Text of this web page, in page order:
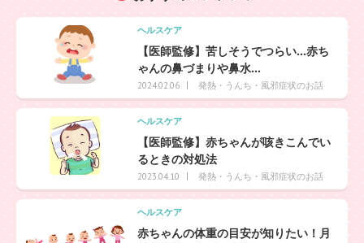
ヘルスケア
【医師監修】苦しそうでつらい…赤ち
ゃんの鼻づまりや鼻水...
2024.02.06 発熱・うんち・風邪症状のお話
ヘルスケア
【医師監修】赤ちゃんが咳きこんでい
るときの対処法
2023.04.10 発熱・うんち・風邪症状のお話
ヘルスケア
赤ちゃんの体重の目安が知りたい！月